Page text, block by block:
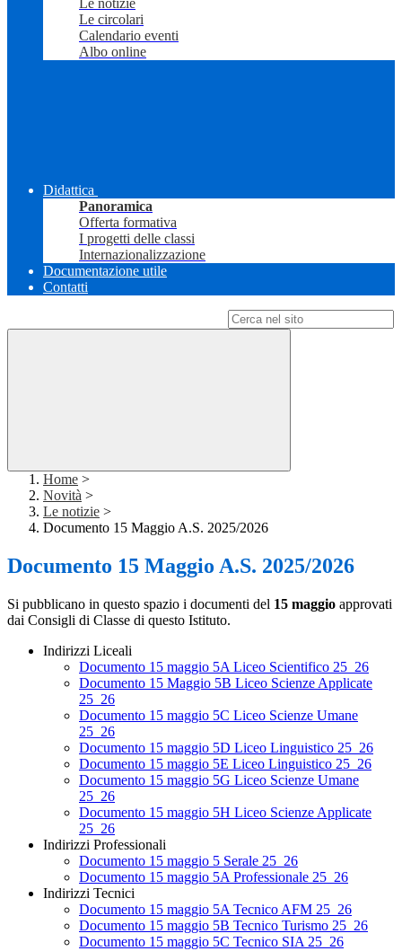
Le notizie
Le circolari
Calendario eventi
Albo online
Didattica
Panoramica
Offerta formativa
I progetti delle classi
Internazionalizzazione
Documentazione utile
Contatti
Home >
Novità >
Le notizie >
Documento 15 Maggio A.S. 2025/2026
Documento 15 Maggio A.S. 2025/2026
Si pubblicano in questo spazio i documenti del 15 maggio approvati
dai Consigli di Classe di questo Istituto.
Indirizzi Liceali
Documento 15 maggio 5A Liceo Scientifico 25_26
Documento 15 Maggio 5B Liceo Scienze Applicate
25_26
Documento 15 maggio 5C Liceo Scienze Umane
25_26
Documento 15 maggio 5D Liceo Linguistico 25_26
Documento 15 maggio 5E Liceo Linguistico 25_26
Documento 15 maggio 5G Liceo Scienze Umane
25_26
Documento 15 maggio 5H Liceo Scienze Applicate
25_26
Indirizzi Professionali
Documento 15 maggio 5 Serale 25_26
Documento 15 maggio 5A Professionale 25_26
Indirizzi Tecnici
Documento 15 maggio 5A Tecnico AFM 25_26
Documento 15 maggio 5B Tecnico Turismo 25_26
Documento 15 maggio 5C Tecnico SIA 25_26